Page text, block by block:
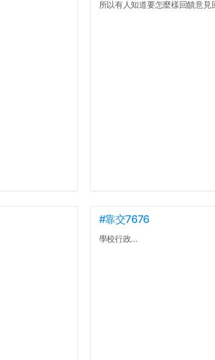
所以有人知道要怎麼樣回饋意見
#靠交7676
學校行政...